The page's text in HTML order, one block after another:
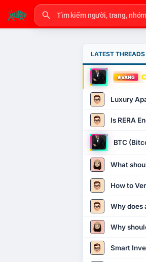
LATEST THREADS
VÀNG
Luxury
Is RERA
BTC
What
How to
Why does
Why
Smart